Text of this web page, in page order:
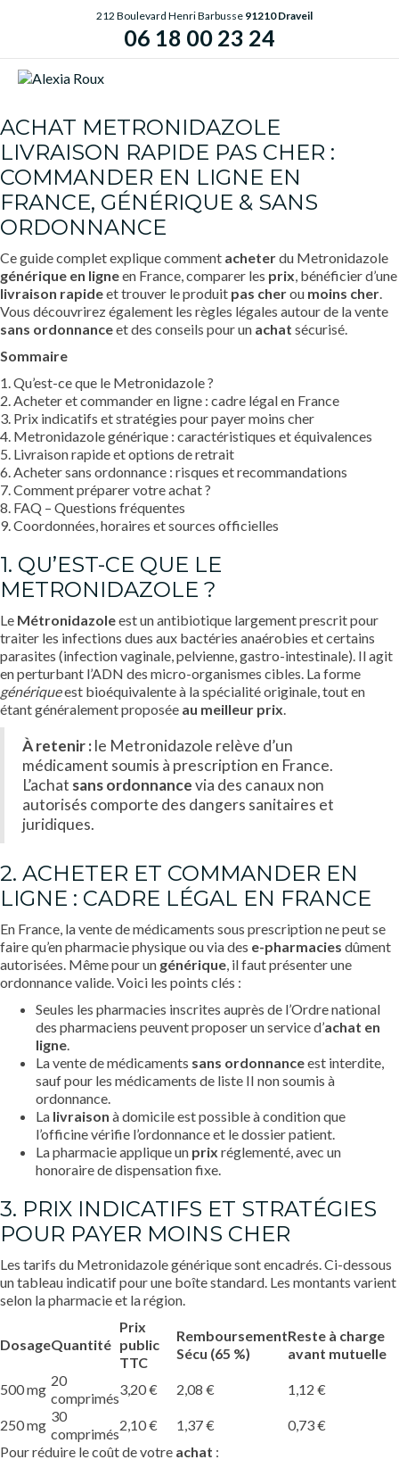
212 Boulevard Henri Barbusse 91210 Draveil
06 18 00 23 24
ACHAT METRONIDAZOLE
LIVRAISON RAPIDE PAS CHER :
COMMANDER EN LIGNE EN
FRANCE, GÉNÉRIQUE & SANS
ORDONNANCE
Ce guide complet explique comment acheterdu Metronidazole
générique en ligneen France, comparer les prix, bénéficier d’une
livraison rapideet trouver le produit pas cherou moins cher.
Vous découvrirez également les règles légales autour de la vente
sans ordonnanceet des conseils pour un achat sécurisé.
Sommaire
1. Qu’est-ce que le Metronidazole ?
2. Acheter et commander en ligne : cadre légal en France
3. Prix indicatifs et stratégies pour payer moins cher
4. Metronidazole générique : caractéristiques et équivalences
5. Livraison rapide et options de retrait
6. Acheter sans ordonnance : risques et recommandations
7. Comment préparer votre achat ?
8. FAQ – Questions fréquentes
9. Coordonnées, horaires et sources officielles
1. QU’EST-CE QUE LE
METRONIDAZOLE ?
Le Métronidazoleest un antibiotique largement prescrit pour
traiter les infections dues aux bactéries anaérobies et certains
parasites (infection vaginale, pelvienne, gastro-intestinale). Il agit
en perturbant l’ADN des micro-organismes cibles. La forme
génériqueest bioéquivalente à la spécialité originale, tout en
étant généralement proposée au meilleur prix.
À retenir :le Metronidazole relève d’un
médicament soumis à prescription en France.
L’achat sans ordonnancevia des canaux non
autorisés comporte des dangers sanitaires et
juridiques.
2. ACHETER ET COMMANDER EN
LIGNE : CADRE LÉGAL EN FRANCE
En France, la vente de médicaments sous prescription ne peut se
faire qu’en pharmacie physique ou via des e-pharmacies dûment
autorisées. Même pour un générique, il faut présenter une
ordonnance valide. Voici les points clés :
Seules les pharmacies inscrites auprès de l’Ordre national
des pharmaciens peuvent proposer un service d’achat en
ligne.
La vente de médicaments sans ordonnanceest interdite,
sauf pour les médicaments de liste II non soumis à
ordonnance.
La livraison à domicile est possible à condition que
l’officine vérifie l’ordonnance et le dossier patient.
La pharmacie applique un prix réglementé, avec un
honoraire de dispensation fixe.
3. PRIX INDICATIFS ET STRATÉGIES
POUR PAYER MOINS CHER
Les tarifs du Metronidazole générique sont encadrés. Ci-dessous
un tableau indicatif pour une boîte standard. Les montants varient
selon la pharmacie et la région.
DosageQuantité
Prix
public
TTC
Remboursement
Sécu (65 %)
Reste à charge
avant mutuelle
500 mg
20
comprimés
3,20 € 2,08 € 1,12 €
250 mg
30
comprimés
2,10 € 1,37 €
0,73 €
Pour réduire le coût de votre achat :